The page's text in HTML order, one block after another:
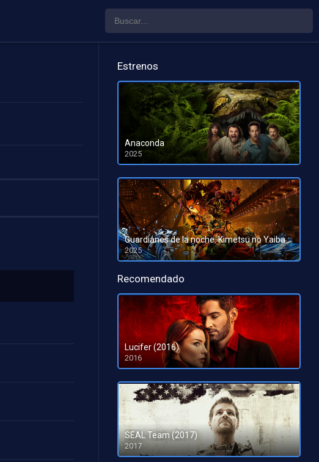
Estrenos
Anaconda
2025
HD 1080pHD 720p
Guardianes de la noche: Kimetsu no Yaiba La fortaleza infinita
2025
HD 1080pHD 720p
Recomendado
Lucifer (2016)
2016
SEAL Team (2017)
2017